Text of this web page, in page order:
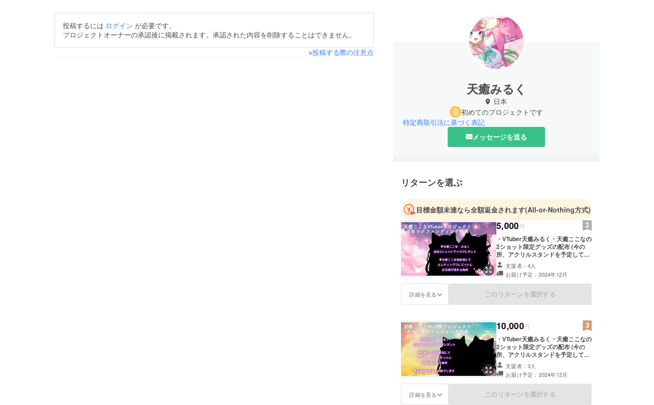
投稿するには ログイン が必要です。
プロジェクトオーナーの承認後に掲載されます。承認された内容を削除することはできません。
※投稿する際の注意点
天癒みるく
日本
初めてのプロジェクトです
特定商取引法に基づく表記
メッセージを送る
リターンを選ぶ
目標金額未達なら全額返金されます(All-or-Nothing方式)
5,000円
️・VTuber天癒みるく・天癒ここなの
2ショット限定グッズの配布 (今の
所、アクリルスタンドを予定してい
ます) ・天癒ここなデビュー初配信
のエンディングクレジットにて支援
者様のお名前を流します(流されたく
ない場合は教えていただければ可能
です) 配信内で流れます！ 掲載方
て掲載 ※支援時に、流したいお名前
を備考欄に記載をお願いします！
支援者：4人
お届け予定：2024年12月
詳細を見る このリターンを選択する
10,000円
️・VTuber天癒みるく・天癒ここなの
2ショット限定グッズの配布 (今の
所、アクリルスタンドを予定してい
ます) ・天癒ここなデビュー初配信
のエンディングクレジットにて支援
者様のお名前を流します(流されたく
ない場合は教えていただければ可能
です) 配信内で流れます！ 掲載方
支援者：3人
お届け予定：2024年12月
詳細を見る このリターンを選択する